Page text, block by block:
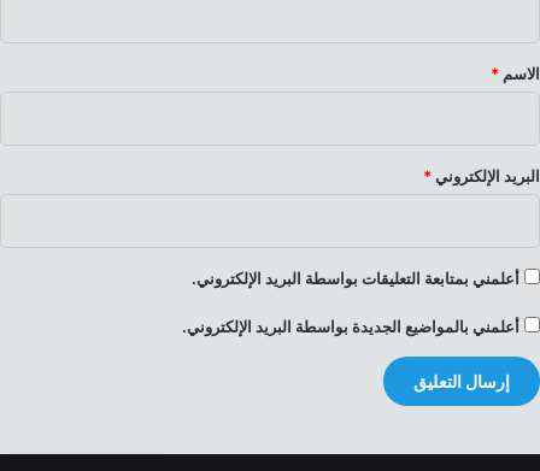
*
الاسم *
البريد الإلكتروني *
أعلمني بمتابعة التعليقات بواسطة البريد الإلكتروني.
أعلمني بالمواضيع الجديدة بواسطة البريد الإلكتروني.